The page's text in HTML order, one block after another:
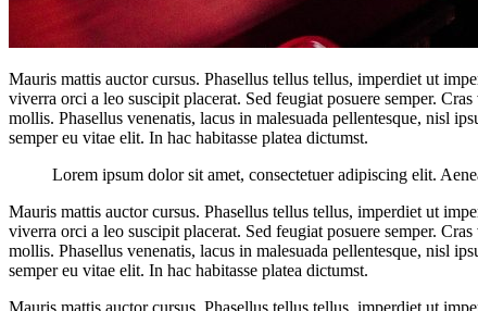
Mauris mattis auctor cursus. Phasellus tellus tellus, imperdiet ut
viverra orci a leo suscipit placerat. Sed feugiat posuere semper.
mollis. Phasellus venenatis, lacus in malesuada pellentesque, nisl
semper eu vitae elit. In hac habitasse platea dictumst.
Lorem ipsum dolor sit amet, consectetuer adipiscing elit.
Mauris mattis auctor cursus. Phasellus tellus tellus, imperdiet ut
viverra orci a leo suscipit placerat. Sed feugiat posuere semper.
mollis. Phasellus venenatis, lacus in malesuada pellentesque, nisl
semper eu vitae elit. In hac habitasse platea dictumst.
Mauris mattis auctor cursus. Phasellus tellus tellus, imperdiet ut